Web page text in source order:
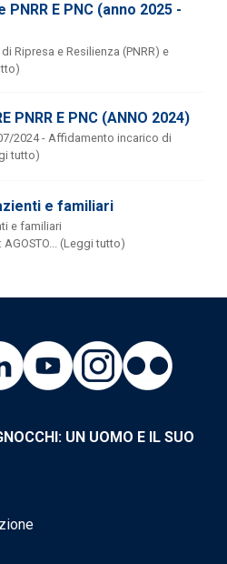
PNRR E PNC (anno 2025 -
Ripresa e Resilienza (PNRR) e
PNRR E PNC (ANNO 2024)
2024 - Affidamento incarico di
tutto)
e familiari
e familiari
(Leggi tutto)
UN UOMO E IL SUO